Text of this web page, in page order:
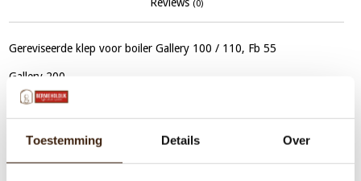
Toestemming Details Over
Reviews (0)
Gereviseerde klep voor boiler Gallery 100 / 110, Fb 55
Gallery 200